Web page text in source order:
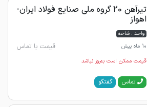
تیرآهن 20 گروه ملی صنایع فولاد ایران-
اهواز
واحد : شاخه
10 ماه پیش
قیمت با تماس
قیمت ممکن است به‌روز نباشد
تماس گفتگو